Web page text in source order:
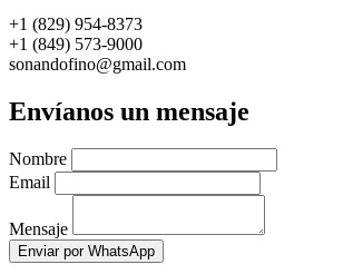
+1 (829) 954-8373
+1 (849) 573-9000
sonandofino@gmail.com
Envíanos un mensaje
Nombre
Email
Mensaje
Enviar por WhatsApp